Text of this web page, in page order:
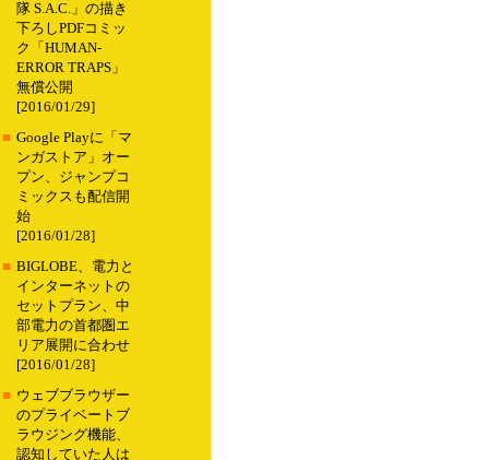
隊 S.A.C.」の描き
下ろしPDFコミッ
ク「HUMAN-
ERROR TRAPS」
無償公開
[2016/01/29]
■ Google Playに「マ
ンガストア」オー
プン、ジャンプコ
ミックスも配信開
始
[2016/01/28]
■ BIGLOBE、電力と
インターネットの
セットプラン、中
部電力の首都圏エ
リア展開に合わせ
[2016/01/28]
■ ウェブブラウザー
のプライベートブ
ラウジング機能、
認知していた人は